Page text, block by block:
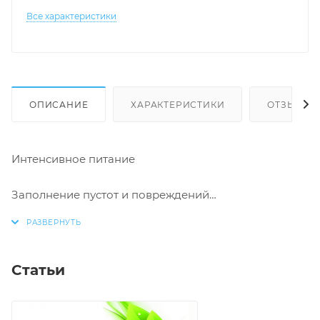
Все характеристики
ОПИСАНИЕ ХАРАКТЕРИСТИКИ ОТЗЫВЫ
Интенсивное питание
Заполнение пустот и повреждений
Восстановление гладкости и блеска
Облегчение расчесывания волос
Статьи